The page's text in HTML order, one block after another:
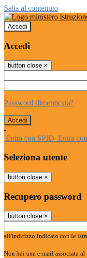
Salta al contenuto
Accedi
Accedi
button close ×
Password dimenticata?
-
Entra con SPID Entra
Seleziona utente
button close ×
Recupero password
button close ×
all'indirizzo indicato con le
Non hai una e-mail associata